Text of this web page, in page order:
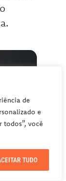
de
e
todos”, você
TUDO